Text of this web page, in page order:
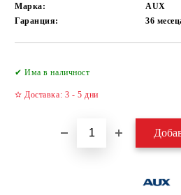
Марка:
AUX
Гаранция:
36
✔ Има в наличност
✫ Доставка: 3 - 5 дни